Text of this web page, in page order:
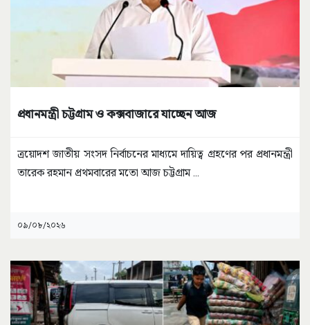
প্রধানমন্ত্রী চট্টগ্রাম ও কক্সবাজারে যাচ্ছেন আজ
ত্রয়োদশ জাতীয় সংসদ নির্বাচনের মাধ্যমে দায়িত্ব গ্রহণের পর প্রধানমন্ত্রী
তারেক রহমান প্রথমবারের মতো আজ চট্টগ্রাম ...
০৯/০৮/২০২৬